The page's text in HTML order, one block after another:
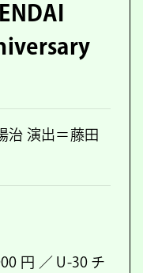
治 演出＝藤田
円 ／ U-30 チ